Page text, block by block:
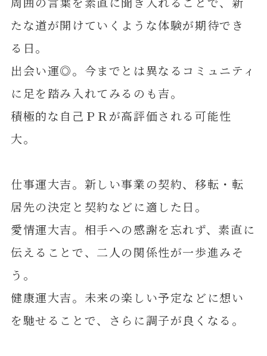
たな道が開けていくような体験が期待でき
る日。
出会い運◎。今までとは異なるコミュニティ
に足を踏み入れてみるのも吉。
積極的な自己ＰＲが高評価される可能性
大。
仕事運大吉。新しい事業の契約、移転・転
居先の決定と契約などに適した日。
愛情運大吉。相手への感謝を忘れず、素直に
伝えることで、二人の関係性が一歩進みそ
う。
健康運大吉。未来の楽しい予定などに想い
を馳せることで、さらに調子が良くなる。